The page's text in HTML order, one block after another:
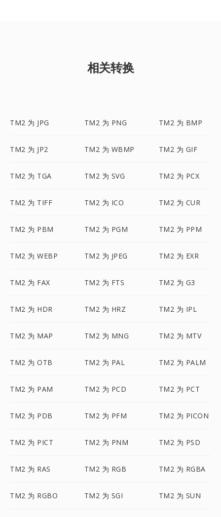
相关转换
TM2 为 JPG TM2 为 PNG TM2 为 BMP
TM2 为 JP2 TM2 为 WBMP TM2 为 GIF
TM2 为 TGA TM2 为 SVG TM2 为 PCX
TM2 为 TIFF TM2 为 ICO TM2 为 CUR
TM2 为 PBM TM2 为 PGM TM2 为 PPM
TM2 为 WEBP TM2 为 JPEG TM2 为 EXR
TM2 为 FAX TM2 为 FTS TM2 为 G3
TM2 为 HDR TM2 为 HRZ TM2 为 IPL
TM2 为 MAP TM2 为 MNG TM2 为 MTV
TM2 为 OTB TM2 为 PAL TM2 为 PALM
TM2 为 PAM TM2 为 PCD TM2 为 PCT
TM2 为 PDB TM2 为 PFM TM2 为 PICON
TM2 为 PICT TM2 为 PNM TM2 为 PSD
TM2 为 RAS TM2 为 RGB TM2 为 RGBA
TM2 为 RGBO TM2 为 SGI TM2 为 SUN